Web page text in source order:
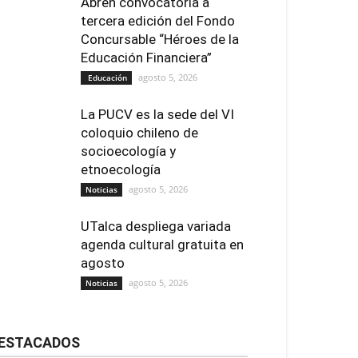
tercera edición del Fondo
Concursable “Héroes de la
Educación Financiera”
Educación agosto 5, 2026
La PUCV es la sede del VI
coloquio chileno de
socioecología y
etnoecología
Noticias agosto 5, 2026
UTalca despliega variada
agenda cultural gratuita en
agosto
Noticias agosto 5, 2026